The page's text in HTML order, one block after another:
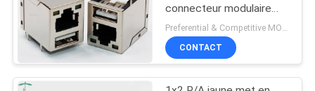
VIE
PRIVÉE1000Base T RJ45
connecteur modulaire
MU882-B021-HPRL21
de LAN empilé par USB
Jack 8P8C
CONTACT